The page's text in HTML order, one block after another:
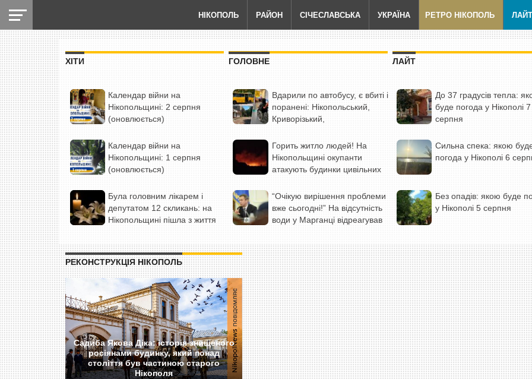
НІКОПОЛЬ РАЙОН СІЧЕСЛАВСЬКА УКРАЇНА РЕТРО НІКОПОЛЬ ЛАЙТ
ХІТИ
Календар війни на
Нікопольщині: 2 серпня
(оновлюється)
Календар війни на
Нікопольщині: 1 серпня
(оновлюється)
Була головним лікарем і
депутатом 12 скликань: на
Нікопольщині пішла з життя
ГОЛОВНЕ
Вдарили по автобусу, є вбиті і
поранені: Нікопольський,
Криворізький,
Синельниківський райони
були під атакою ворога (фото)
Горить житло людей! На
Нікопольщині окупанти
атакують будинки цивільних
сумішшю (відео)
“Очікую вирішення проблеми
вже сьогодні!” На відсутність
води у Марганці відреагував
ЛАЙТ
До 37 градусів тепла:
буде погода у Нікополі 7
серпня
Сильна спека: якою
погода у Нікополі 6
Без опадів: якою буде
у Нікополі 5 серпня
РЕКОНСТРУКЦІЯ НІКОПОЛЬ
Садиба Якова Діка: історія знищеного
росіянами будинку, який понад
століття був частиною старого
Нікополя